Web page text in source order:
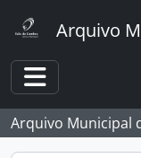
Arquivo
Toggle
Arquivo Municipal